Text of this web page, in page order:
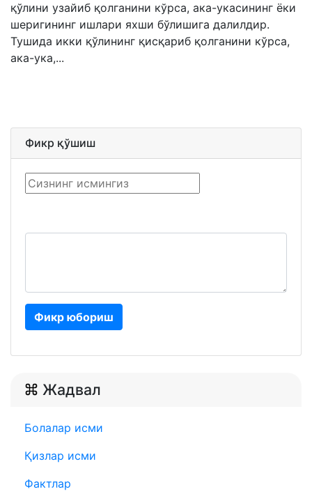
қўлини узайиб қолганини кўрса, ака-укасининг ёки
шеригининг ишлари яхши бўлишига далилдир.
Тушида икки қўлининг қисқариб қолганини кўрса,
ака-ука,...
Фикр қўшиш
Фикр юбориш
Жадвал
Болалар исми
Қизлар исми
Фактлар